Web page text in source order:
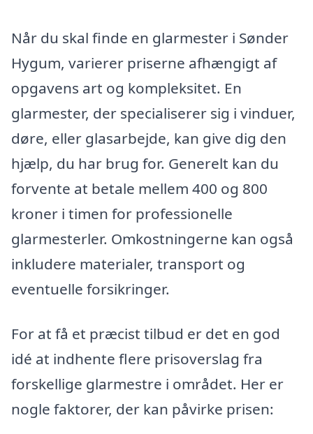
Når du skal finde en glarmester i Sønder
Hygum, varierer priserne afhængigt af
opgavens art og kompleksitet. En
glarmester, der specialiserer sig i vinduer,
døre, eller glasarbejde, kan give dig den
hjælp, du har brug for. Generelt kan du
forvente at betale mellem 400 og 800
kroner i timen for professionelle
glarmesterler. Omkostningerne kan også
inkludere materialer, transport og
eventuelle forsikringer.
For at få et præcist tilbud er det en god
idé at indhente flere prisoverslag fra
forskellige glarmestre i området. Her er
nogle faktorer, der kan påvirke prisen: